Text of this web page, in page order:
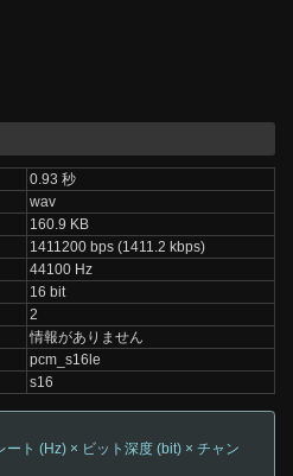
0.93 秒
wav
160.9 KB
1411200 bps (1411.2 kbps)
44100 Hz
16 bit
2
情報がありません
pcm_s16le
s16
ート (Hz) × ビット深度 (bit) × チャン